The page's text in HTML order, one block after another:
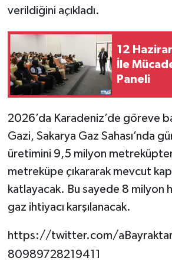
verildiğini açıkladı.
12
İle
Paneli
2026’da Karadeniz’de göreve
Gazi, Sakarya Gaz Sahası’nda
üretimini 9,5 milyon
metreküpe çıkararak mevcut
katlayacak. Bu sayede 8 milyon
gaz ihtiyacı karşılanacak.
https://twitter.com/
80989728219411